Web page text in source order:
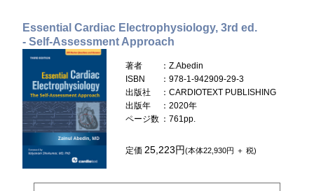
Essential Cardiac Electrophysiology, 3rd ed.
- Self-Assessment Approach
著者
：Z.Abedin
ISBN
：978-1-942909-29-3
出版社
：CARDIOTEXT PUBLISHING
出版年
：2020年
ページ数 ：761pp.
定価 25,223円(本体22,930円 ＋ 税)